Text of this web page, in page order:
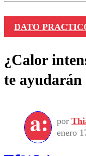
DATO
¿Calor
te ayudarán
por
enero